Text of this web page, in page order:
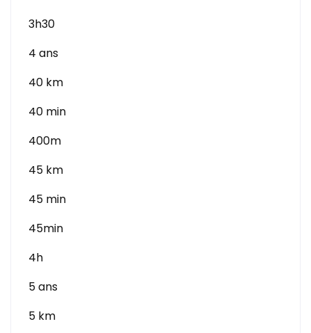
3h30
4 ans
40 km
40 min
400m
45 km
45 min
45min
4h
5 ans
5 km